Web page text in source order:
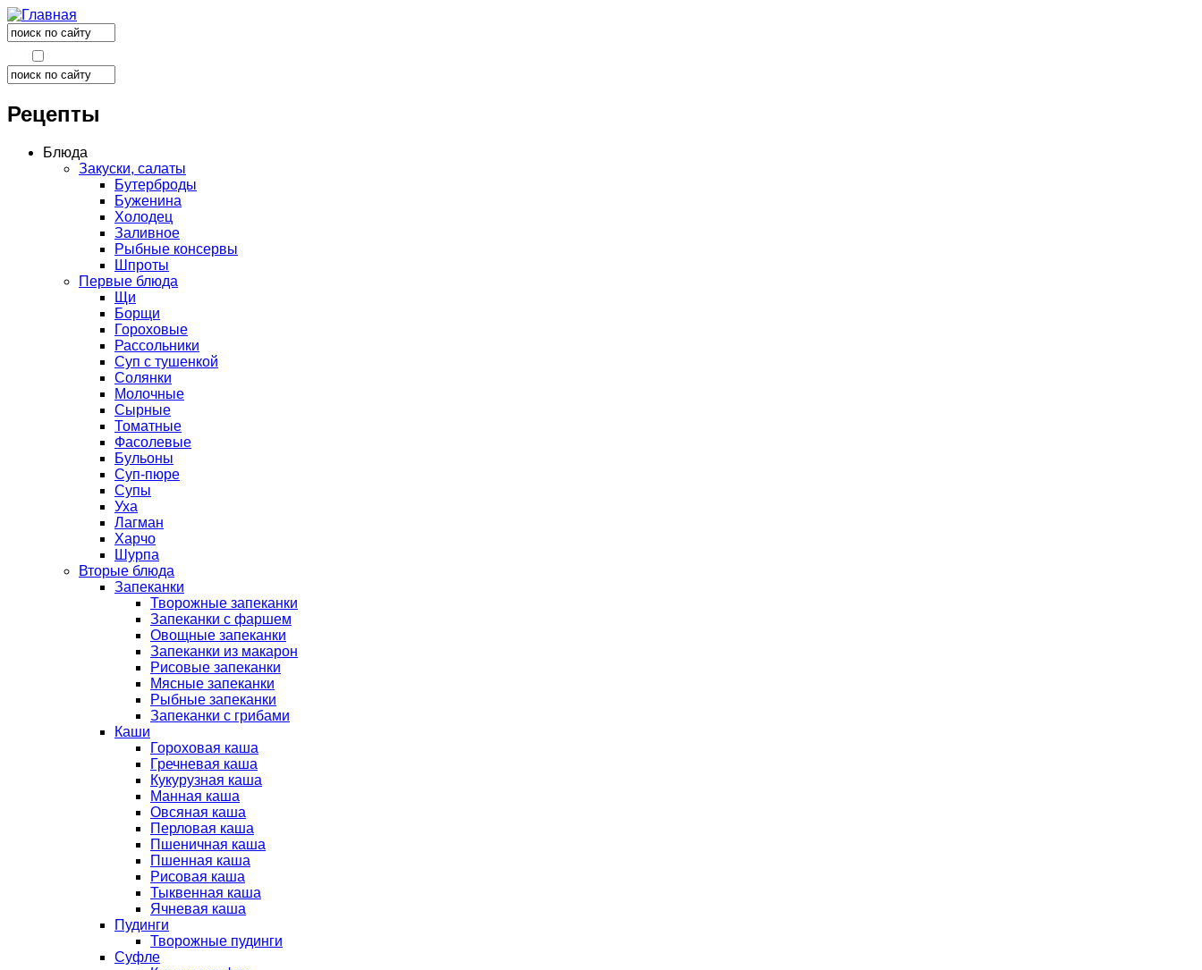
Форма поиска
Поиск
Поиск
Рецепты
Блюда
Закуски, салаты
Бутерброды
Буженина
Холодец
Заливное
Рыбные консервы
Шпроты
Первые блюда
Щи
Борщи
Гороховые
Рассольники
Суп с тушенкой
Солянки
Молочные
Сырные
Томатные
Фасолевые
Бульоны
Суп-пюре
Супы
Уха
Лагман
Харчо
Шурпа
Вторые блюда
Запеканки
Творожные запеканки
Запеканки с фаршем
Овощные запеканки
Запеканки из макарон
Рисовые запеканки
Мясные запеканки
Рыбные запеканки
Запеканки с грибами
Каши
Гороховая каша
Гречневая каша
Кукурузная каша
Манная каша
Овсяная каша
Перловая каша
Пшеничная каша
Пшенная каша
Рисовая каша
Тыквенная каша
Ячневая каша
Пудинги
Творожные пудинги
Суфле